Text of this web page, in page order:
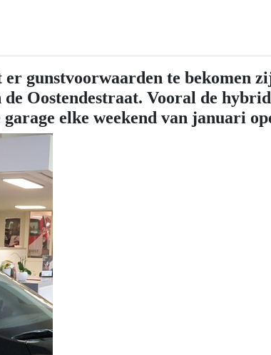
gunstvoorwaarden te bekomen
Oostendestraat. Vooral de
elke weekend van januari